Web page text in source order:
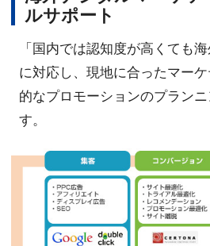
ルサポート
「国内では認知度が高くても
に対応し、現地に合ったマー
的なプロモーションのプラン
す。